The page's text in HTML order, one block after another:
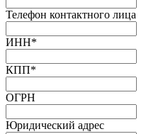
Телефон контактного лица
ИНН*
КПП*
ОГРН
Юридический адрес